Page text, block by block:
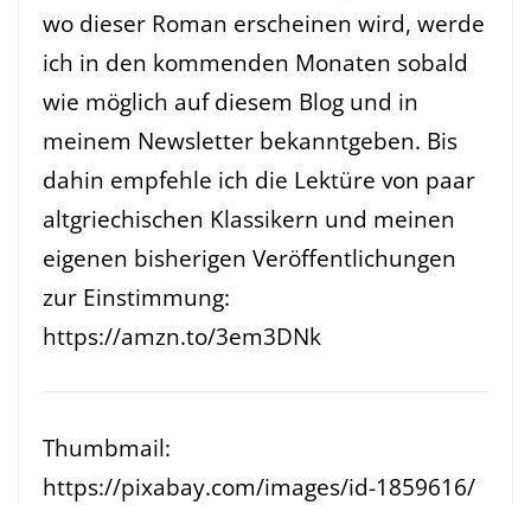
wo dieser Roman erscheinen wird, werde
ich in den kommenden Monaten sobald
wie möglich auf diesem Blog und in
meinem Newsletter bekanntgeben. Bis
dahin empfehle ich die Lektüre von paar
altgriechischen Klassikern und meinen
eigenen bisherigen Veröffentlichungen
zur Einstimmung:
https://amzn.to/3em3DNk
Thumbmail:
https://pixabay.com/images/id-1859616/